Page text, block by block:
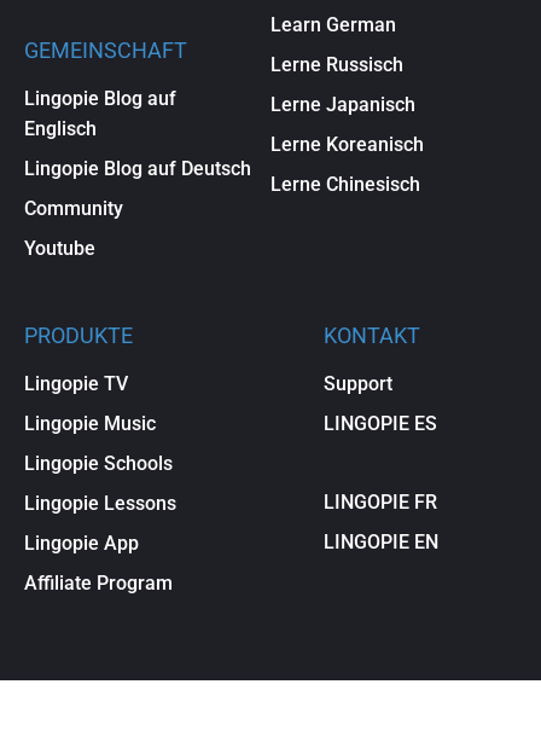
GEMEINSCHAFT
Lingopie Blog auf
Englisch
Lingopie Blog auf Deutsch
Community
Youtube
Learn German
Lerne Russisch
Lerne Japanisch
Lerne Koreanisch
Lerne Chinesisch
PRODUKTE
Lingopie TV
Lingopie Music
Lingopie Schools
Lingopie Lessons
Lingopie App
Affiliate Program
KONTAKT
Support
LINGOPIE ES
LINGOPIE FR
LINGOPIE EN